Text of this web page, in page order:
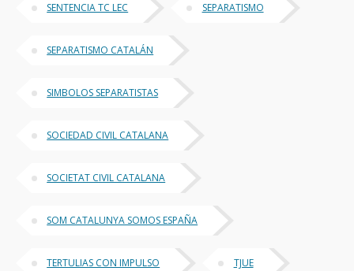
SENTENCIA TC LEC SEPARATISMO
SEPARATISMO CATALÁN
SIMBOLOS SEPARATISTAS
SOCIEDAD CIVIL CATALANA
SOCIETAT CIVIL CATALANA
SOM CATALUNYA SOMOS ESPAÑA
TERTULIAS CON IMPULSO TJUE